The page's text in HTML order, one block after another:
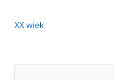
XX wiek